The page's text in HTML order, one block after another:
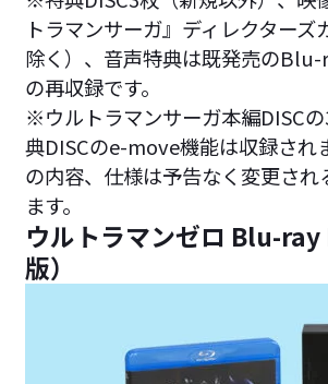
トラマンサーガ』ディレクターズ
除く）、音声特典は既発売のBlu-
の再収録です。
※ウルトラマンサーガ本編DISC
典DISCのe-move機能は収録さ
の内容、仕様は予告なく変更され
ます。
ウルトラマンゼロ Blu-ray
版）